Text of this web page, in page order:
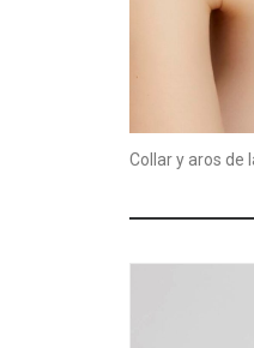
Collar y aros de